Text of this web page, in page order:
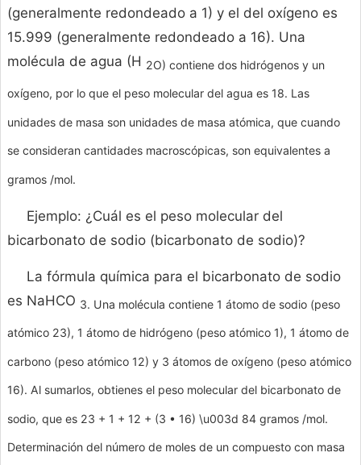
(generalmente redondeado a 1) y el del oxígeno es
15.999 (generalmente redondeado a 16). Una
molécula de agua (H 2O) contiene dos hidrógenos y un
oxígeno, por lo que el peso molecular del agua es 18. Las
unidades de masa son unidades de masa atómica, que cuando
se consideran cantidades macroscópicas, son equivalentes a
gramos /mol.
Ejemplo: ¿Cuál es el peso molecular del
bicarbonato de sodio (bicarbonato de sodio)?
La fórmula química para el bicarbonato de sodio
es NaHCO 3. Una molécula contiene 1 átomo de sodio (peso
atómico 23), 1 átomo de hidrógeno (peso atómico 1), 1 átomo de
carbono (peso atómico 12) y 3 átomos de oxígeno (peso atómico
16). Al sumarlos, obtienes el peso molecular del bicarbonato de
sodio, que es 23 + 1 + 12 + (3 • 16) \u003d 84 gramos /mol.
Determinación del número de moles de un compuesto con masa